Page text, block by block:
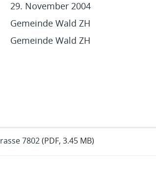
29. November 2004
Gemeinde Wald ZH
Gemeinde Wald ZH
7802 (PDF, 3.45 MB)